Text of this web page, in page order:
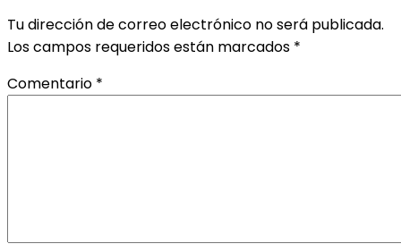
Tu dirección de correo electrónico no será publicada.
Los campos requeridos están marcados *
Comentario *